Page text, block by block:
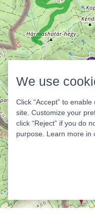
We use
Click “Accept” to
site. Customize your
click “Reject” if you do
purpose. Learn more in